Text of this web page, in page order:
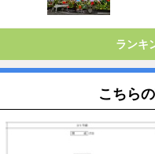
ランキ
こちら